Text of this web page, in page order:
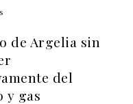
de Argelia sin
del
y gas